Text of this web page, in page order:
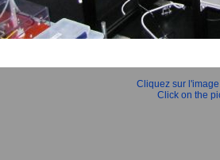
Cliquez sur
Click on the